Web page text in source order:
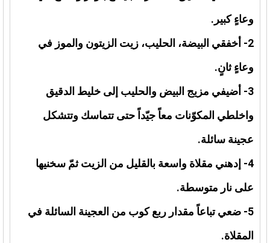
وعاءٍ كبير.
2- أخفقي البيضة، الحليب، زيت الزيتون والموز في
وعاءٍ ثانٍ.
3- أضيفي مزيج البيض والحليب إلى خليط الدقيق
واخلطي المكوّنات معاً جيّداً حتى تتماسك وتتشكل
عجينة سائلة.
4- إدهني مقلاة واسعة بالقليل من الزيت ثمّ سخنيها
على نار متوسطة.
5- ضعي تباعاً مقدار ربع كوب من العجينة السائلة في
المقلاة.